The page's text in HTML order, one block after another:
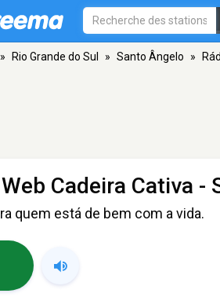
» Rio Grande do Sul » Santo Ângelo »
Cadeira Cativa -
quem está de bem com a vida.